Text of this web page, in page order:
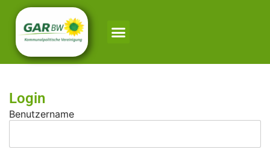
Login
Benutzername